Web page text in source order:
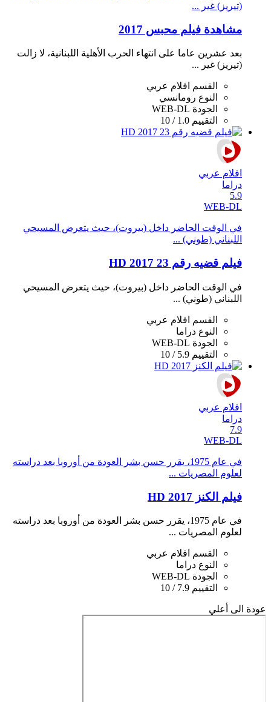
(تيريز) غير ...
مشاهدة فيلم محبس 2017
بعد عشرين عاما على انتهاء الحرب اﻷهلية اللبنانية، لا زالت
(تيريز) غير ...
القسم افلام عربي
النوع رومانسي
الجودة WEB-DL
التقييم 1.0 / 10
افلام عربي
دراما
5.9
WEB-DL
في الوقت الحاضر داخل (بيروت)، حيث يتعرض المسيحي
اللبناني (طوني) ...
فيلم قضيه رقم 23 2017 HD
في الوقت الحاضر داخل (بيروت)، حيث يتعرض المسيحي
اللبناني (طوني) ...
القسم
افلام عربي
النوع دراما
الجودة WEB-DL
التقييم 5.9 / 10
افلام عربي
دراما
7.9
WEB-DL
في عام 1975، يقرر حسن بشر العودة من أوروبا بعد دراسته
لعلوم المصريات ...
فيلم الكنز 2017 HD
في عام 1975، يقرر حسن بشر العودة من أوروبا بعد دراسته
لعلوم المصريات ...
القسم
افلام عربي
النوع دراما
الجودة WEB-DL
التقييم 7.9 / 10
عودة الى أعلي